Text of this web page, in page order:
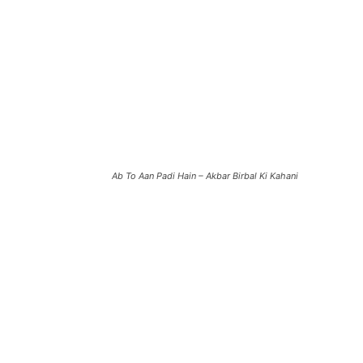
Ab To Aan Padi Hain – Akbar Birbal Ki Kahani